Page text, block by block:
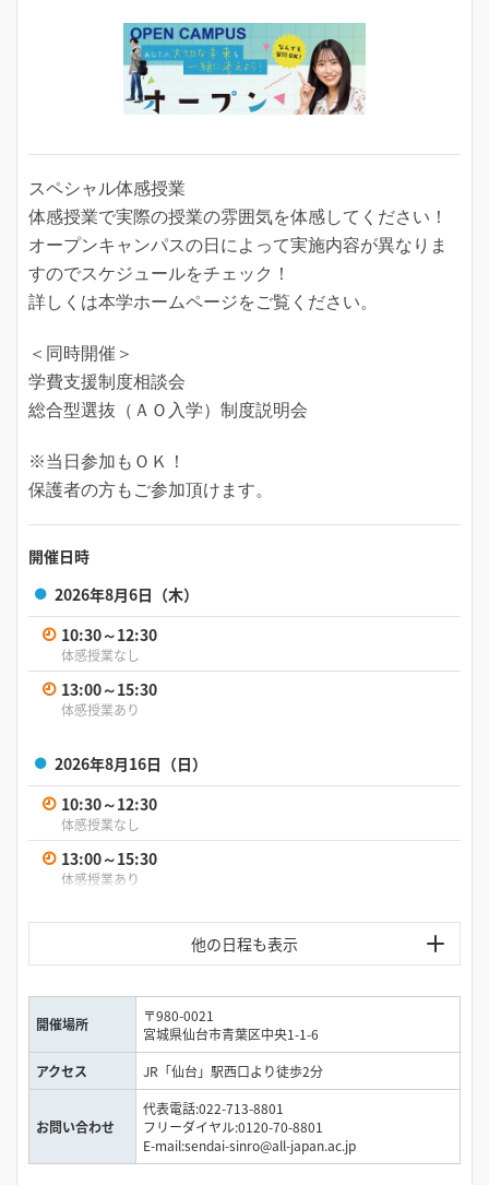
スペシャル体感授業
体感授業で実際の授業の雰囲気を体感してください！
オープンキャンパスの日によって実施内容が異なりま
すのでスケジュールをチェック！
詳しくは本学ホームページをご覧ください。
＜同時開催＞
学費支援制度相談会
総合型選抜（ＡＯ入学）制度説明会
※当日参加もＯＫ！
保護者の方もご参加頂けます。
開催日時
2026年8月6日（木）
10:30～12:30
体感授業なし
13:00～15:30
体感授業あり
2026年8月16日（日）
10:30～12:30
体感授業なし
13:00～15:30
体感授業あり
2026年8月23日（日）
10:30～12:30
体感授業なし
13:00～15:30
体感授業あり
2026年8月30日（日）
10:30～12:30
体感授業なし
開催場所
〒980-0021
宮城県仙台市青葉区中央1-1-6
アクセス
JR「仙台」駅西口より徒歩2分
お問い合わせ
代表電話:022-713-8801
フリーダイヤル:0120-70-8801
E-mail:sendai-sinro@all-japan.ac.jp